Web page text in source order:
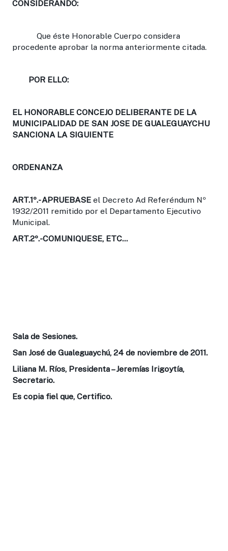
CONSIDERANDO:
Que éste Honorable Cuerpo considera
procedente aprobar la norma anteriormente citada.
POR ELLO:
EL HONORABLE CONCEJO DELIBERANTE DE LA
MUNICIPALIDAD DE SAN JOSE DE GUALEGUAYCHU
SANCIONA LA SIGUIENTE
ORDENANZA
ART.1º.-APRUEBASE el Decreto Ad Referéndum Nº
1932/2011 remitido por el Departamento Ejecutivo
Municipal.
ART.2º.-COMUNIQUESE, ETC…
Sala de Sesiones.
San José de Gualeguaychú, 24 de noviembre de 2011.
Liliana M. Ríos, Presidenta – Jeremías Irigoytía,
Secretario.
Es copia fiel que, Certifico.